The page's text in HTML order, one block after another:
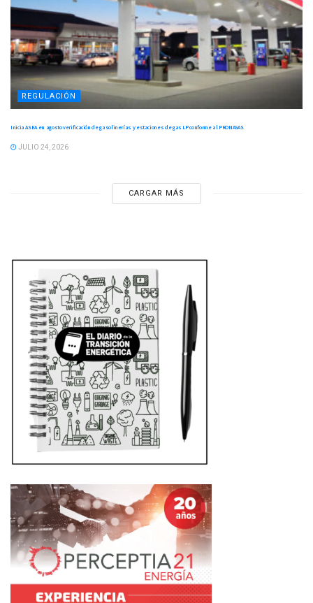
REGULACIÓN
Inicia ASEA en agosto verificación de gasolinerías y estaciones de gas LP conforme al PRONAGAS
JULIO 24, 2026
CARGAR MÁS